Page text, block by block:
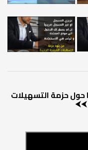
حزمة التسهيلات
⮜⮜